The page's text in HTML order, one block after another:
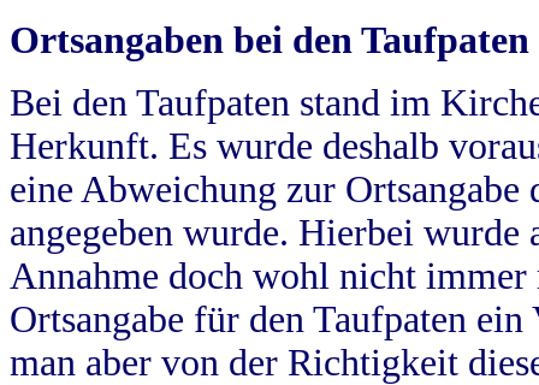
Ortsangaben bei den Taufpaten
Bei den Taufpaten stand im
Herkunft. Es wurde deshalb
eine Abweichung zur
angegeben wurde. Hierbei wurde
Annahme doch wohl nicht
Ortsangabe für den Taufpaten
man aber von der Richtigkeit